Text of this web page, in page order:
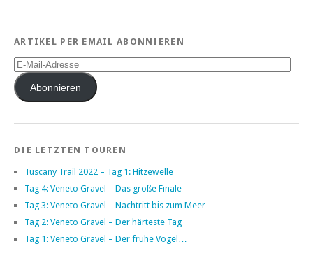
ARTIKEL PER EMAIL ABONNIEREN
E-
Mail-
AdresseAbonnieren
DIE LETZTEN TOUREN
Tuscany Trail 2022 – Tag 1: Hitzewelle
Tag 4: Veneto Gravel – Das große Finale
Tag 3: Veneto Gravel – Nachtritt bis zum Meer
Tag 2: Veneto Gravel – Der härteste Tag
Tag 1: Veneto Gravel – Der frühe Vogel…